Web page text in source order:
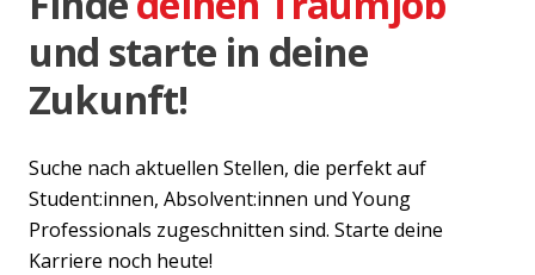
und starte in deine
Zukunft!
Suche nach aktuellen Stellen, die perfekt auf
Student:innen, Absolvent:innen und Young
Professionals zugeschnitten sind. Starte deine
Karriere noch heute!